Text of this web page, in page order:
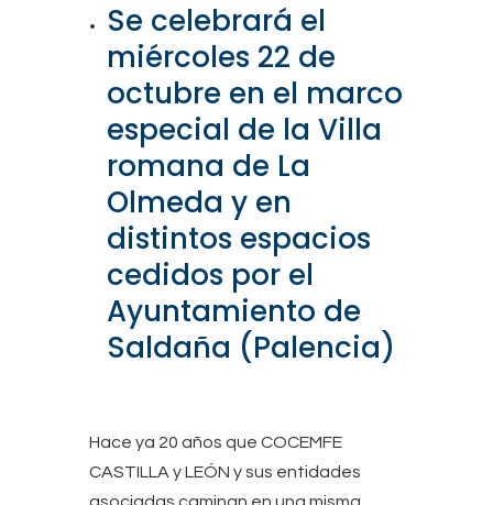
Se celebrará el
miércoles 22 de
octubre en el marco
especial de la Villa
romana de La
Olmeda y en
distintos espacios
cedidos por el
Ayuntamiento de
Saldaña (Palencia)
Hace ya 20 años que COCEMFE
CASTILLA y LEÓN y sus entidades